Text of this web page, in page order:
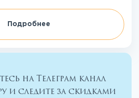
Подробнее
на Телеграм канал
и следите за скидками